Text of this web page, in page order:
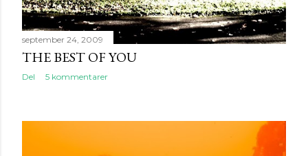
september 24, 2009
THE BEST OF YOU
Del 5 kommentarer